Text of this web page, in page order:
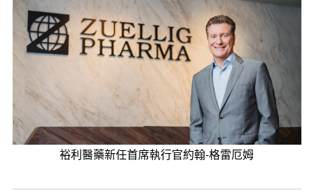
裕利醫藥新任首席執行官約翰-格雷厄姆